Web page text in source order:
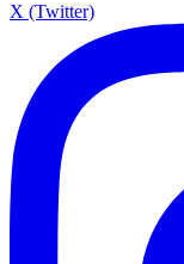
X (Twitter)